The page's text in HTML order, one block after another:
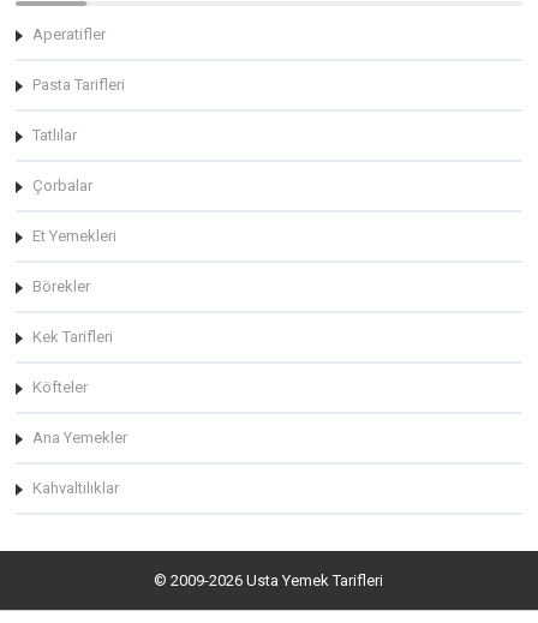
Aperatifler
Pasta Tarifleri
Tatlılar
Çorbalar
Et Yemekleri
Börekler
Kek Tarifleri
Köfteler
Ana Yemekler
Kahvaltılıklar
© 2009-2026 Usta Yemek Tarifleri